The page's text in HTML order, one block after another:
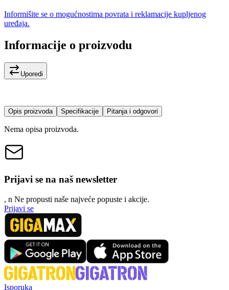
Informišite se o mogućnostima povrata i reklamacije kupljenog
uređaja.
Informacije o proizvodu
Uporedi
Opis proizvoda Specifikacije Pitanja i odgovori
Nema opisa proizvoda.
Prijavi se na naš newsletter
, n Ne propusti naše najveće popuste i akcije.
Prijavi se
Isporuka